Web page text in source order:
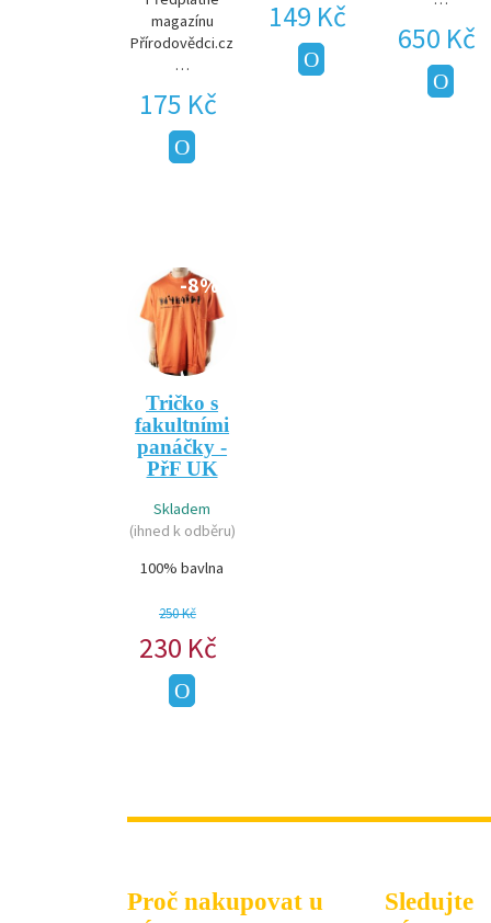
magazínu
Přírodovědci.cz
…
175 Kč
149 Kč
650 Kč
-8%
Tričko s
fakultními
panáčky -
PřF UK
Skladem
(ihned k odběru)
100% bavlna
250 Kč
230 Kč
Proč nakupovat u
Sledujte